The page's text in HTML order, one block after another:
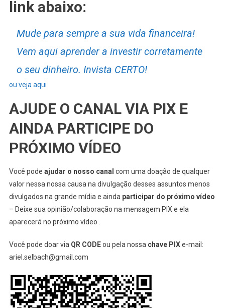
link abaixo:
Mude para sempre a sua vida financeira!
Vem aqui aprender a investir corretamente
o seu dinheiro. Invista CERTO!
ou veja aqui
AJUDE O CANAL VIA PIX E
AINDA PARTICIPE DO
PRÓXIMO VÍDEO
Você pode ajudar o nosso canal com uma doação de qualquer
valor nessa nossa causa na divulgação desses assuntos menos
divulgados na grande mídia e ainda participar do próximo vídeo
– Deixe sua opinião/colaboração na mensagem PIX e ela
aparecerá no próximo vídeo .
Você pode doar via QR CODEou pela nossa chave PIXe-mail:
ariel.selbach@gmail.com